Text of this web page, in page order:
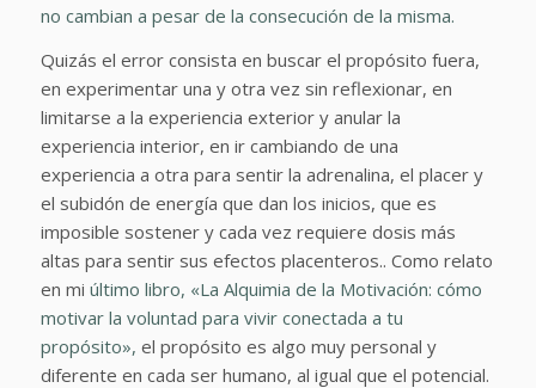
no cambian a pesar de la consecución de la misma.
Quizás el error consista en buscar el propósito fuera,
en experimentar una y otra vez sin reflexionar, en
limitarse a la experiencia exterior y anular la
experiencia interior, en ir cambiando de una
experiencia a otra para sentir la adrenalina, el placer y
el subidón de energía que dan los inicios, que es
imposible sostener y cada vez requiere dosis más
altas para sentir sus efectos placenteros.. Como relato
en mi último libro, «La Alquimia de la Motivación: cómo
motivar la voluntad para vivir conectada a tu
propósito», el propósito es algo muy personal y
diferente en cada ser humano, al igual que el potencial.